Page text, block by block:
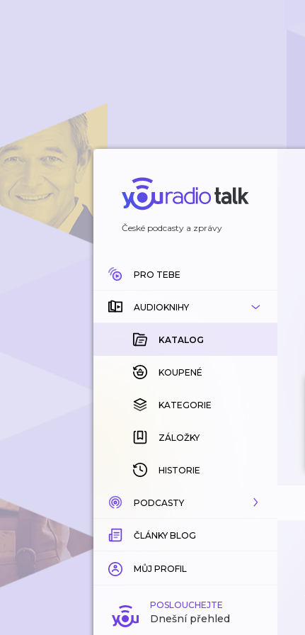
České podcasty a zprávy
PRO TEBE
AUDIOKNIHY
KATALOG
KOUPENÉ
KATEGORIE
ZÁLOŽKY
HISTORIE
PODCASTY
KATALOG
KATEGORIE
ZÁLOŽKY
ČLÁNKY BLOG
MŮJ PROFIL
POSLOUCHEJTE
Dnešní přehled